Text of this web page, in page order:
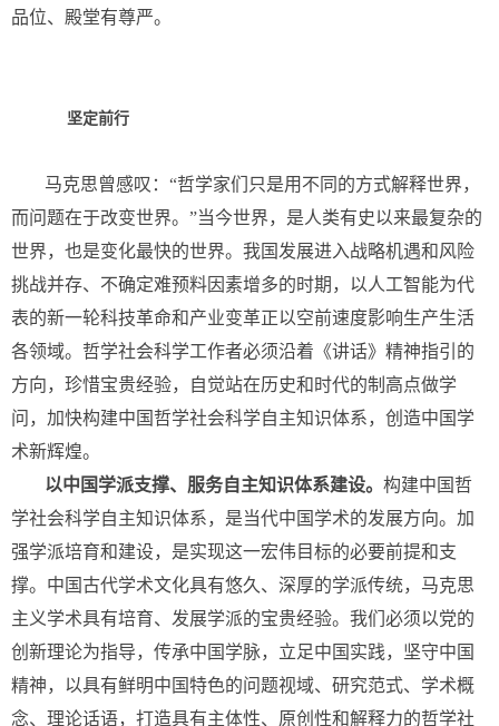
品位、殿堂有尊严。
坚定前行
马克思曾感叹：“哲学家们只是用不同的方式解释世界，
而问题在于改变世界。”当今世界，是人类有史以来最复杂的
世界，也是变化最快的世界。我国发展进入战略机遇和风险
挑战并存、不确定难预料因素增多的时期，以人工智能为代
表的新一轮科技革命和产业变革正以空前速度影响生产生活
各领域。哲学社会科学工作者必须沿着《讲话》精神指引的
方向，珍惜宝贵经验，自觉站在历史和时代的制高点做学
问，加快构建中国哲学社会科学自主知识体系，创造中国学
术新辉煌。
以中国学派支撑、服务自主知识体系建设。 构建中国哲
学社会科学自主知识体系，是当代中国学术的发展方向。加
强学派培育和建设，是实现这一宏伟目标的必要前提和支
撑。中国古代学术文化具有悠久、深厚的学派传统，马克思
主义学术具有培育、发展学派的宝贵经验。我们必须以党的
创新理论为指导，传承中国学脉，立足中国实践，坚守中国
精神，以具有鲜明中国特色的问题视域、研究范式、学术概
念、理论话语，打造具有主体性、原创性和解释力的哲学社